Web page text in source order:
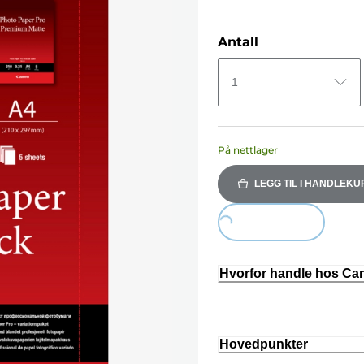
Antall
1
På nettlager
LEGG TIL I
Loading...
Hvorfor handle hos
Hovedpunkter